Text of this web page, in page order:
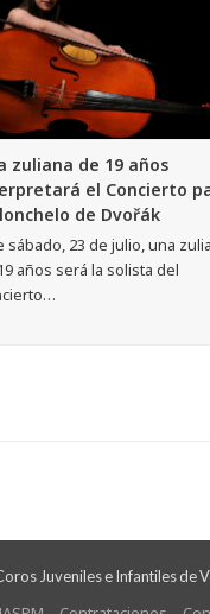
zuliana de 19 años
el Concierto
de Dvořák
sábado, 23 de julio, una
años será la solista del
Juveniles e Infantiles de